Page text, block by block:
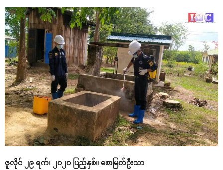
ဇူလိုင် ၂၉ ရက်၊ ၂ဝ၂ဝ ပြည့်နှစ်။ ‌စောမြတ်ဦးသာ